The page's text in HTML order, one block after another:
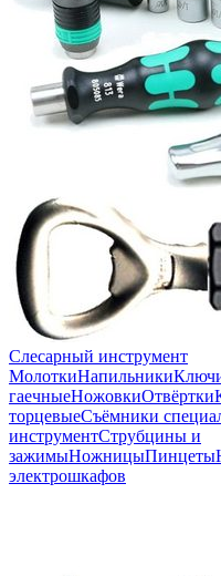
Слесарный инструмент
МолоткиНапильники
гаечныеНожовкиОтвёртки
торцевыеСъёмники
инструментСтрубцины и
зажимыНожницыПинцеты
электрошкафов